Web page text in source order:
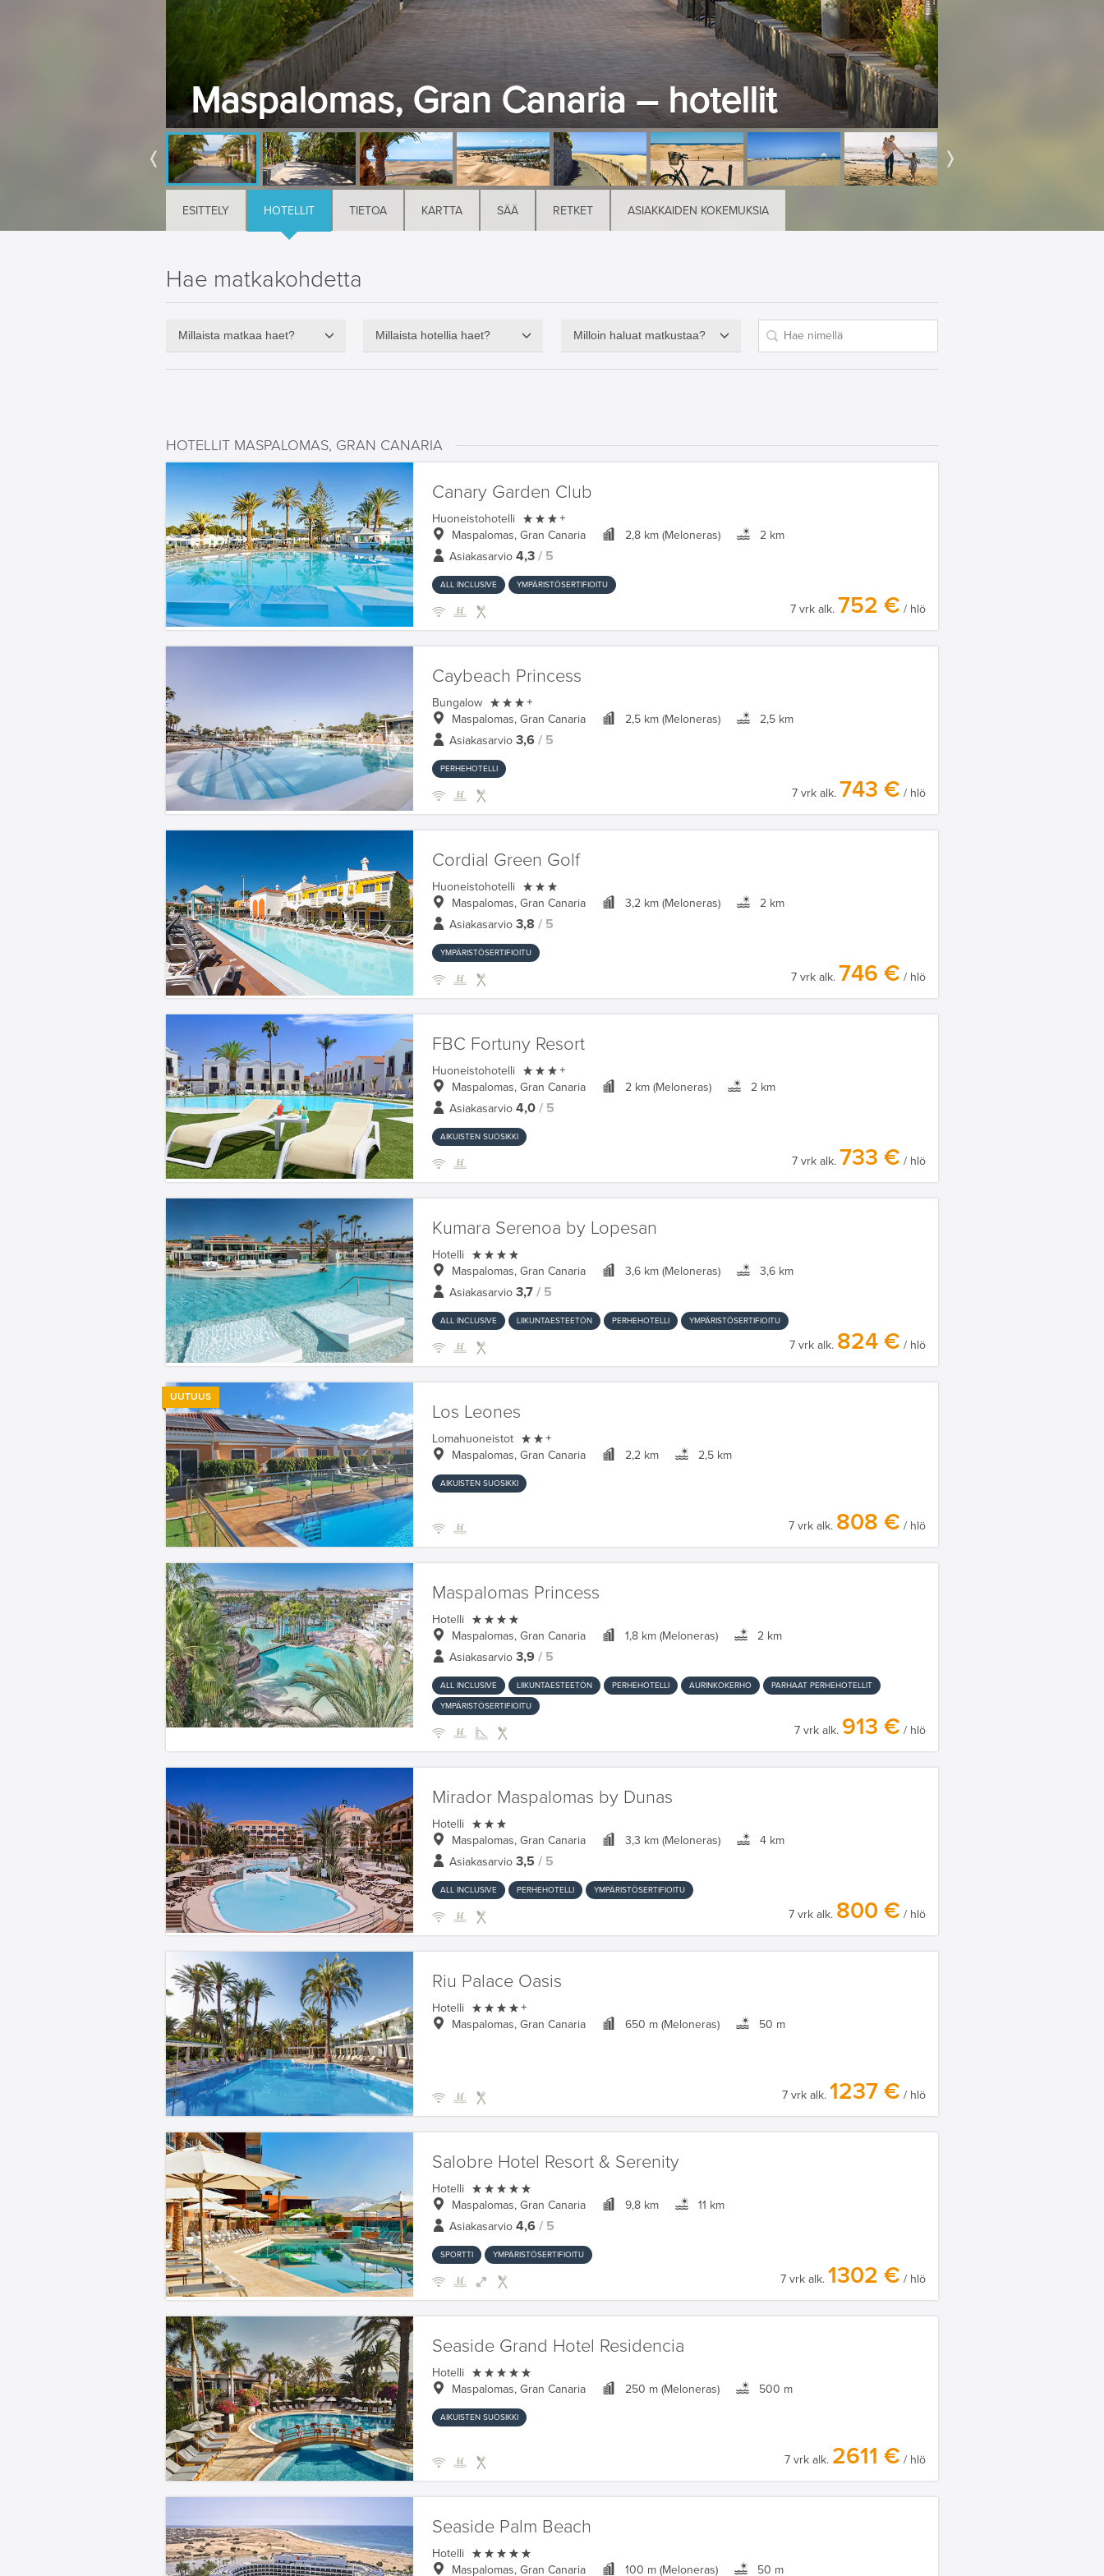
Maspalomas, Gran Canaria – hotellit
ESITTELY HOTELLIT TIETOA KARTTA SÄÄ RETKET ASIAKKAIDEN KOKEMUKSIA
Hae matkakohdetta
Millaista matkaa haet? Millaista hotellia haet? Milloin haluat matkustaa?
HOTELLIT MASPALOMAS, GRAN CANARIA
Canary Garden Club
Huoneistohotelli  +
Maspalomas, Gran Canaria 2,8 km (Meloneras)
2 km
Asiakasarvio 4,3/ 5
ALL INCLUSIVE YMPÄRISTÖSERTIFIOITU
7 vrk alk. 752 € / hlö
Caybeach Princess
Bungalow  +
Maspalomas, Gran Canaria 2,5 km (Meloneras)
2,5 km
Asiakasarvio 3,6/ 5
PERHEHOTELLI
7 vrk alk. 743 € / hlö
Cordial Green Golf
Huoneistohotelli 
Maspalomas, Gran Canaria 3,2 km (Meloneras)
2 km
Asiakasarvio 3,8/ 5
YMPÄRISTÖSERTIFIOITU
7 vrk alk. 746 € / hlö
FBC Fortuny Resort
Huoneistohotelli  +
Maspalomas, Gran Canaria 2 km (Meloneras)
2 km
Asiakasarvio 4,0/ 5
AIKUISTEN SUOSIKKI
7 vrk alk. 733 € / hlö
Kumara Serenoa by Lopesan
Hotelli 
Maspalomas, Gran Canaria 3,6 km (Meloneras)
3,6 km
Asiakasarvio 3,7/ 5
ALL INCLUSIVE LIIKUNTAESTEETÖN PERHEHOTELLI YMPÄRISTÖSERTIFIOITU
7 vrk alk. 824 € / hlö
UUTUUS
Los Leones
Lomahuoneistot  +
Maspalomas, Gran Canaria 2,2 km 2,5 km
AIKUISTEN SUOSIKKI
7 vrk alk. 808 € / hlö
Maspalomas Princess
Hotelli 
Maspalomas, Gran Canaria 1,8 km (Meloneras)
2 km
Asiakasarvio 3,9/ 5
ALL INCLUSIVE LIIKUNTAESTEETÖN PERHEHOTELLI AURINKOKERHO PARHAAT PERHEHOTELLIT
YMPÄRISTÖSERTIFIOITU
7 vrk alk. 913 € / hlö
Mirador Maspalomas by Dunas
Hotelli 
Maspalomas, Gran Canaria 3,3 km (Meloneras)
4 km
Asiakasarvio 3,5/ 5
ALL INCLUSIVE PERHEHOTELLI YMPÄRISTÖSERTIFIOITU
7 vrk alk. 800 € / hlö
Riu Palace Oasis
Hotelli  +
Maspalomas, Gran Canaria 650 m (Meloneras) 50 m
7 vrk alk. 1237 € / hlö
Salobre Hotel Resort & Serenity
Hotelli 
Maspalomas, Gran Canaria 9,8 km
11 km
Asiakasarvio 4,6/ 5
SPORTTI YMPÄRISTÖSERTIFIOITU
7 vrk alk. 1302 € / hlö
Seaside Grand Hotel Residencia
Hotelli 
Maspalomas, Gran Canaria 250 m (Meloneras) 500 m
AIKUISTEN SUOSIKKI
7 vrk alk. 2611 € / hlö
Seaside Palm Beach
Hotelli 
Maspalomas, Gran Canaria 100 m (Meloneras) 50 m